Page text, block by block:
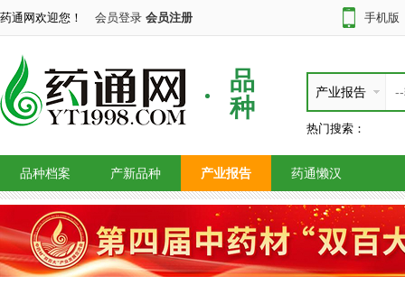
药通网欢迎您！ 会员登录 会员注册 手机版
品
种
产业报告
热门搜索：
品种档案 产新品种 产业报告 药通懒汉